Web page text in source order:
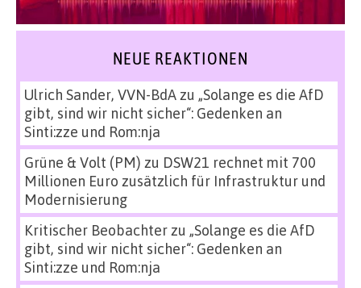
NEUE REAKTIONEN
Ulrich Sander, VVN-BdAzu „Solange es die AfD
gibt, sind wir nicht sicher“: Gedenken an
Sinti:zze und Rom:nja
Grüne & Volt (PM) zu DSW21 rechnet mit 700
Millionen Euro zusätzlich für Infrastruktur und
Modernisierung
Kritischer Beobachterzu „Solange es die AfD
gibt, sind wir nicht sicher“: Gedenken an
Sinti:zze und Rom:nja